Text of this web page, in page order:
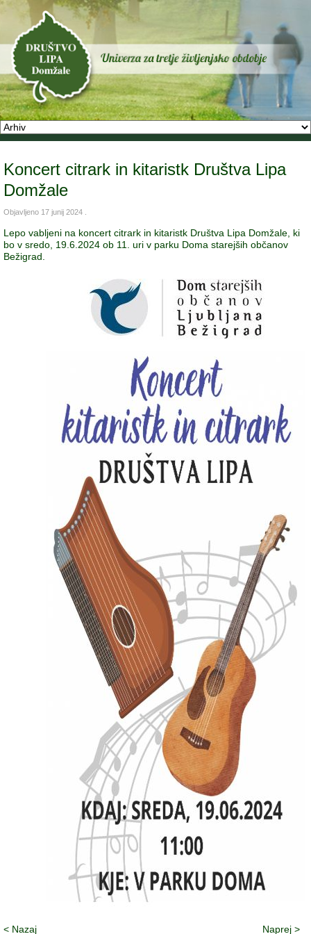
Koncert citrark in kitaristk Društva Lipa
Domžale
Objavljeno 17 junij 2024
Lepo vabljeni na koncert citrark in kitaristk Društva Lipa Domžale, ki
bo v sredo, 19.6.2024 ob 11. uri v parku Doma starejših občanov
Bežigrad.
< Nazaj Naprej >